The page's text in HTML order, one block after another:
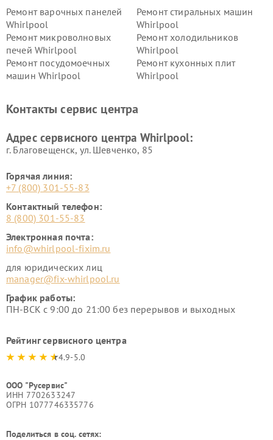
Ремонт варочных панелей
Whirlpool
Ремонт стиральных машин
Whirlpool
Ремонт микроволновых
печей Whirlpool
Ремонт холодильников
Whirlpool
Ремонт посудомоечных
машин Whirlpool
Ремонт кухонных плит
Whirlpool
Контакты сервис центра
Адрес сервисного центра Whirlpool:
г. Благовещенск, ул. Шевченко, 85
Горячая линия:
+7 (800) 301-55-83
Контактный телефон:
8 (800) 301-55-83
Электронная почта:
info@whirlpool-fixim.ru
для юридических лиц
manager@fix-whirlpool.ru
График работы:
ПН-ВСК с 9:00 до 21:00 без перерывов и выходных
Рейтинг сервисного центра
4.9-5.0
ООО "Русервис"
ИНН 7702633247
ОГРН 1077746335776
Поделиться в соц. сетях: